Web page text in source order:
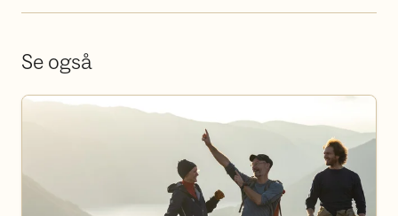
Se også
Våre turer og kurs